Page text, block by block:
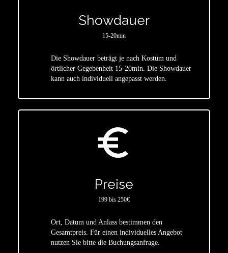
Showdauer
15-20min
Die Showdauer beträgt je nach Kostüm und
örtlicher Gegebenheit 15-20min. Die Showdauer
kann auch individuell angepasst werden.
euro_symbol
Preise
199 bis 250€
Ort, Datum und Anlass bestimmen den
Gesamtpreis. Für einen individuelles Angebot
nutzen Sie bitte die Buchungsanfrage.